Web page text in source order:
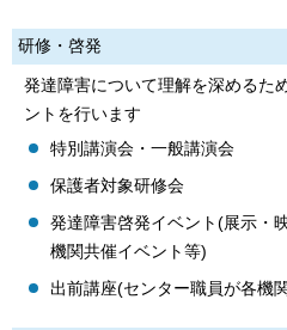
研修・啓発
発達障害について理解を深めるた
ントを行います
特別講演会・一般講演会
保護者対象研修会
発達障害啓発イベント(展示・
機関共催イベント等)
出前講座(センター職員が各機